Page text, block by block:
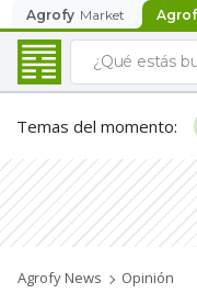
Agrofy Market
Temas del momento:
Agrofy News Opinión